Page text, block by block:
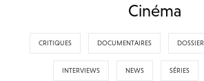
Cinéma
CRITIQUES DOCUMENTAIRES DOSSIER
INTERVIEWS NEWS SÉRIES